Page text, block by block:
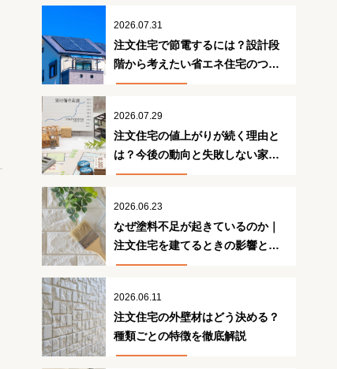
2026.07.31
注文住宅で節電するには？設計段
階から考えたい省エネ住宅のつく
り方
2026.07.29
注文住宅の値上がりが続く理由と
は？今後の動向と失敗しない家づ
くり
2026.06.23
なぜ塗料不足が起きているのか｜
注文住宅を建てるときの影響と対
策
2026.06.11
注文住宅の外壁材はどう決める？
種類ごとの特徴を徹底解説